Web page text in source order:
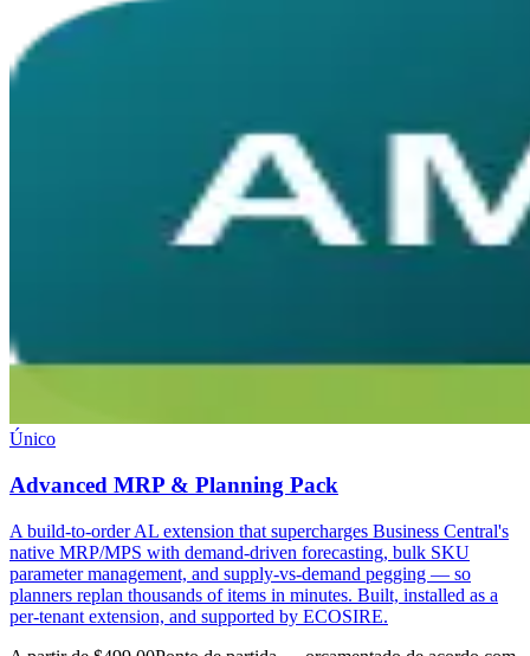
Único
Advanced MRP & Planning Pack
A build-to-order AL extension that supercharges Business Central's
native MRP/MPS with demand-driven forecasting, bulk SKU
parameter management, and supply-vs-demand pegging — so
planners replan thousands of items in minutes. Built, installed as a
per-tenant extension, and supported by ECOSIRE.